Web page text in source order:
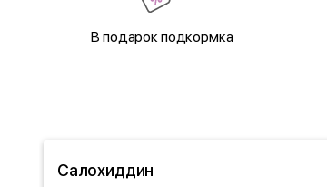
В подарок подкормка
Салохиддин